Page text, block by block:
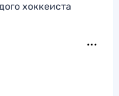
хоккеиста